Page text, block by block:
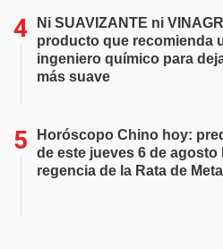
Ni SUAVIZANTE ni
producto que recomienda
ingeniero químico para
más suave
Horóscopo Chino hoy:
de este jueves 6 de agosto
regencia de la Rata de Metal